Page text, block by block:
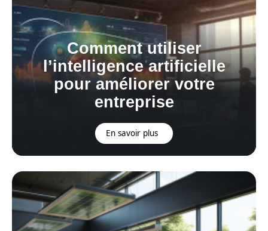
Comment utiliser
l’intelligence artificielle
pour améliorer votre
entreprise
En savoir plus